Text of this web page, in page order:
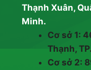
Thạnh Xuân,
Minh.
Cơ sở 1:
Thạnh,
Cơ sở 2: